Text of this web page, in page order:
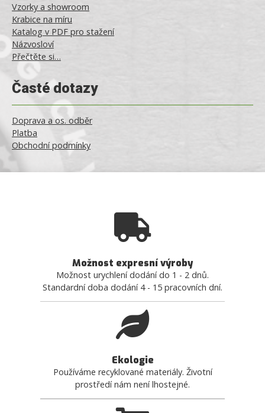
Vzorky a showroom
Krabice na míru
Katalog v PDF pro stažení
Názvosloví
Přečtěte si…
Časté dotazy
Doprava a os. odběr
Platba
Obchodní podmínky
Možnost expresní výroby
Možnost urychlení dodání do 1 - 2 dnů.
Standardní doba dodání 4 - 15 pracovních dní.
Ekologie
Používáme recyklované materiály. Životní
prostředí nám není lhostejné.